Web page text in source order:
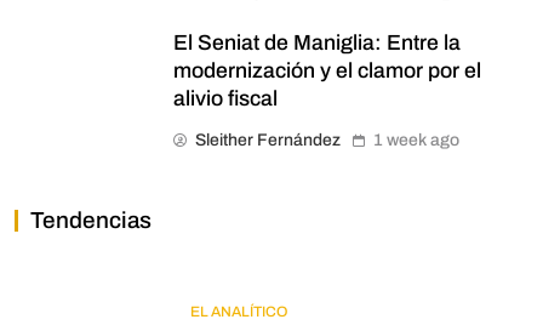
El Seniat de Maniglia: Entre la
modernización y el clamor por el
alivio fiscal
Sleither Fernández 1 week ago
Tendencias
EL ANALÍTICO